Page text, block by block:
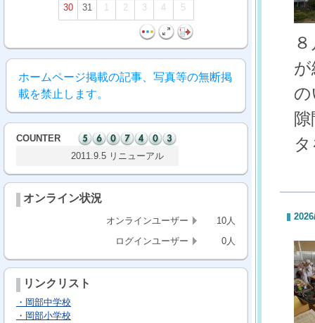
30
31 1 2 3 4 5
ホームページ掲載の記事、写真等の無断掲
載を禁止します。
COUNTER
2011.9.5 リニューアル
オンライン状況
オンラインユーザー
10人
ログインユーザー
0人
リンクリスト
・岡部中学校
・岡部小学校